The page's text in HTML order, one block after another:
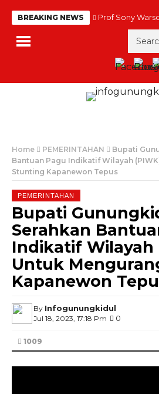
BREAKING NEWS Prof Sony
Home PEMERINTAHAN
Bupati
Bantuan Pagu Indikatif Wilayah
Stunting Kapanewon Tepus
PEMERINTAHAN
Bupati
Serahkan
Indikatif Wilayah
Untuk
Kapanewon
By Infogunungkidul
Jul 18, 2023, 17:18 Pm 0
1009